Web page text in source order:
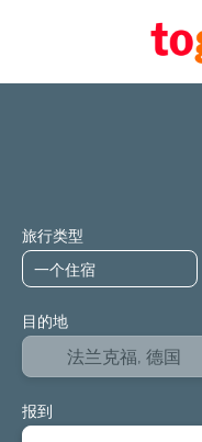
旅行类型
目的地
报到